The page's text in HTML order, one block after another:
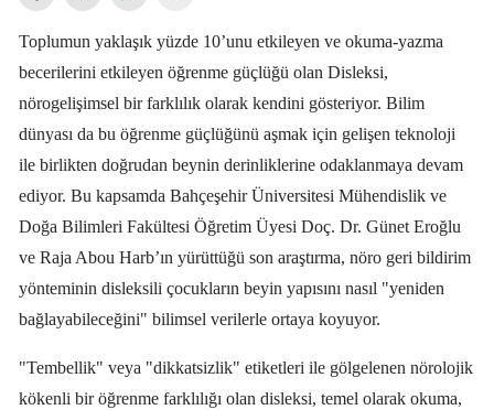
Toplumun yaklaşık yüzde 10’unu etkileyen ve okuma-yazma
becerilerini etkileyen öğrenme güçlüğü olan Disleksi,
nörogelişimsel bir farklılık olarak kendini gösteriyor. Bilim
dünyası da bu öğrenme güçlüğünü aşmak için gelişen teknoloji
ile birlikten doğrudan beynin derinliklerine odaklanmaya devam
ediyor. Bu kapsamda Bahçeşehir Üniversitesi Mühendislik ve
Doğa Bilimleri Fakültesi Öğretim Üyesi Doç. Dr. Günet Eroğlu
ve Raja Abou Harb’ın yürüttüğü son araştırma, nöro geri bildirim
yönteminin disleksili çocukların beyin yapısını nasıl "yeniden
bağlayabileceğini" bilimsel verilerle ortaya koyuyor.
"Tembellik" veya "dikkatsizlik" etiketleri ile gölgelenen nörolojik
kökenli bir öğrenme farklılığı olan disleksi, temel olarak okuma,